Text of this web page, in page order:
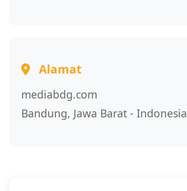
Alamat
mediabdg.com
Bandung, Jawa Barat - Indonesia